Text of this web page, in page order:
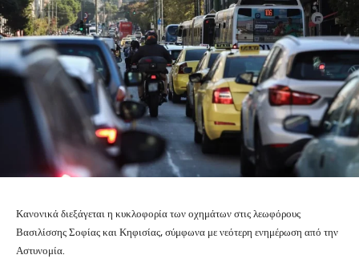
Κανονικά διεξάγεται η κυκλοφορία των οχημάτων στις λεωφόρους
Βασιλίσσης Σοφίας και Κηφισίας, σύμφωνα με νεότερη ενημέρωση από την
Αστυνομία.